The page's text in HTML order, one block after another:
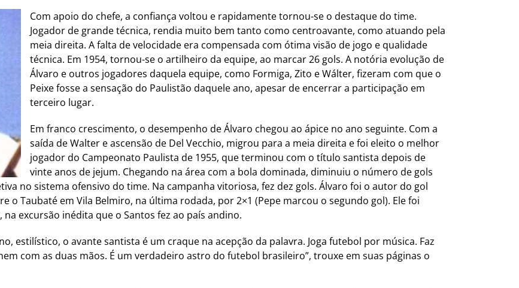
Com apoio do chefe, a confiança voltou e rapidamente tornou-se o destaque do time.
Jogador de grande técnica, rendia muito bem tanto como centroavante, como atuando pela
meia direita. A falta de velocidade era compensada com ótima visão de jogo e qualidade
técnica. Em 1954, tornou-se o artilheiro da equipe, ao marcar 26 gols. A notória evolução de
Álvaro e outros jogadores daquela equipe, como Formiga, Zito e Wálter, fizeram com que o
Peixe fosse a sensação do Paulistão daquele ano, apesar de encerrar a participação em
terceiro lugar.
Em franco crescimento, o desempenho de Álvaro chegou ao ápice no ano seguinte. Com a
saída de Walter e ascensão de Del Vecchio, migrou para a meia direita e foi eleito o melhor
jogador do Campeonato Paulista de 1955, que terminou com o título santista depois de
vinte anos de jejum. Chegando na área com a bola dominada, diminuiu o número de gols
no sistema ofensivo do time. Na campanha vitoriosa, fez dez gols. Álvaro foi o autor do gol
o Taubaté em Vila Belmiro, na última rodada, por 2×1 (Pepe marcou o segundo gol). Ele foi
excursão inédita que o Santos fez ao país andino.
estilístico, o avante santista é um craque na acepção da palavra. Joga futebol por música. Faz
com as duas mãos. É um verdadeiro astro do futebol brasileiro”, trouxe em suas páginas o